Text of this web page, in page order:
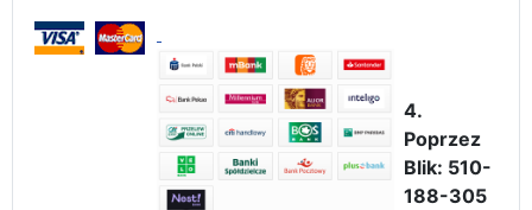
4.
Poprzez
Blik: 510-
188-305